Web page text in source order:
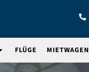
FLÜGE MIETWAGEN